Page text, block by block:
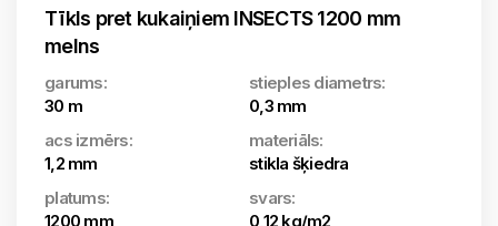
Tīkls pret kukaiņiem INSECTS 1200 mm
melns
garums:
30 m
stieples diametrs:
0,3 mm
acs izmērs:
1,2 mm
materiāls:
stikla šķiedra
platums:
1200 mm
svars:
0,12 kg/m2